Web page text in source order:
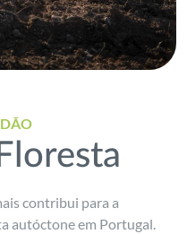
contribui para a
autóctone em Portugal.